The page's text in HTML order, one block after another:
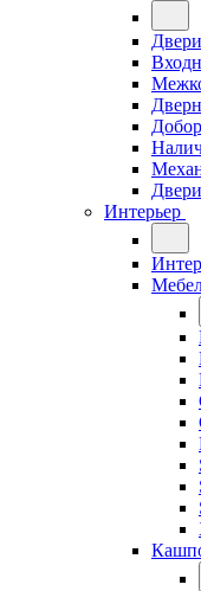
Двери
Интерьер